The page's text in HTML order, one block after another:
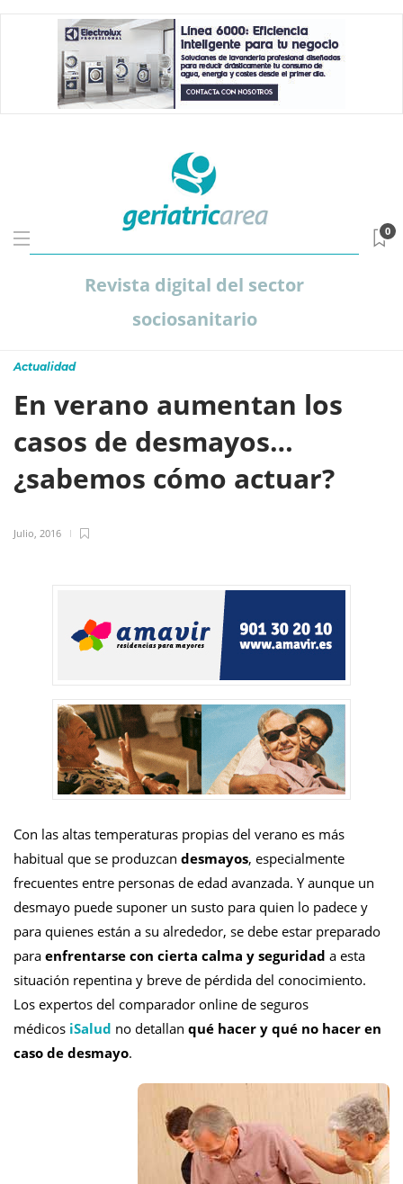
Revista digital del sector
sociosanitario
0
Actualidad
En verano aumentan los
casos de desmayos…
¿sabemos cómo actuar?
Julio, 2016
Con las altas temperaturas propias del verano es más
habitual que se produzcan desmayos, especialmente
frecuentes entre personas de edad avanzada. Y aunque un
desmayo puede suponer un susto para quien lo padece y
para quienes están a su alrededor, se debe estar preparado
para enfrentarse con cierta calma y seguridad a esta
situación repentina y breve de pérdida del conocimiento.
Los expertos del comparador online de seguros
médicos iSalud no detallan qué hacer y qué no hacer en
caso de desmayo.